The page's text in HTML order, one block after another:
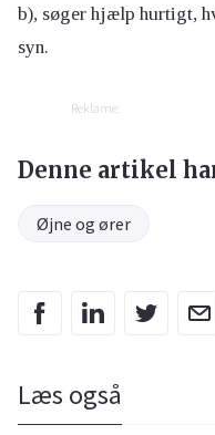
b), søger hjælp hurtigt,
syn.
Reklame:
Denne artikel
Øjne og ører
Læs også